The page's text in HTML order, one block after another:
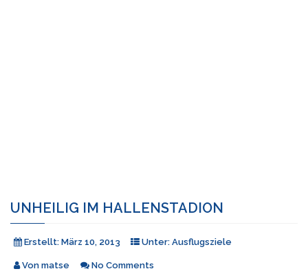
UNHEILIG IM HALLENSTADION
Erstellt: März 10, 2013 Unter: Ausflugsziele
Von matse No Comments